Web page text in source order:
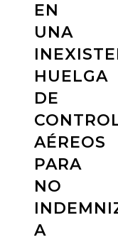
EN
UNA
HUELGA
DE
AÉREOS
PARA
NO
A